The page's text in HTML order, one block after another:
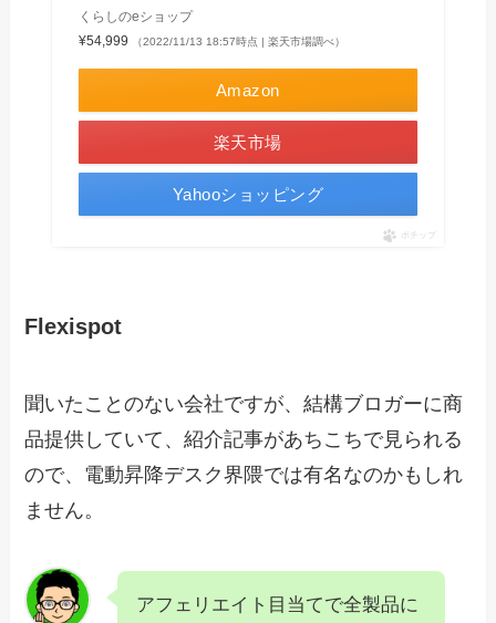
くらしのeショップ
¥54,999
（2022/11/13 18:57時点 | 楽天市場調べ）
Amazon
楽天市場
Yahooショッピング
ポチップ
Flexispot
聞いたことのない会社ですが、結構ブロガーに商
品提供していて、紹介記事があちこちで見られる
ので、電動昇降デスク界隈では有名なのかもしれ
ません。
アフェリエイト目当てで全製品に